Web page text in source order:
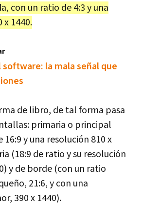
con un ratio de 4:3 y una
x 1440.
software: la mala señal que
de libro, de tal forma pasa
primaria o principal
y una resolución 810 x
(18:9 de ratio y su resolución
y de borde (con un ratio
21:6, y con una
390 x 1440).